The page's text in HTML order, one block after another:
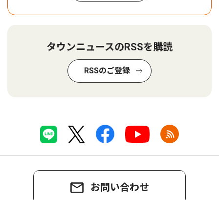
タウンニュースのRSSを購読
RSSのご登録
お問い合わせ